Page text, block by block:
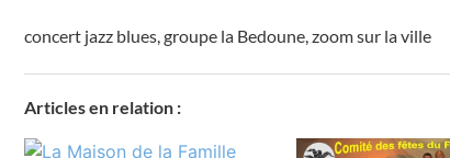
concert jazz blues,groupe la Bedoune,zoom sur la ville
Articles en relation :